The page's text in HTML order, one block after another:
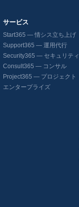
サービス
Start365 — 情シス立ち上げ
Support365 — 運用代行
Security365 — セキュリティ
Consult365 — コンサル
Project365 — プロジェクト
エンタープライズ